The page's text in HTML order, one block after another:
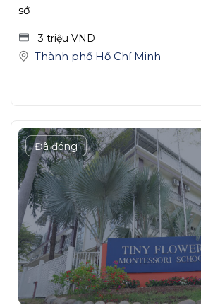
sở
3 triệu VND
Thành phố Hồ Chí Minh
Đã đóng